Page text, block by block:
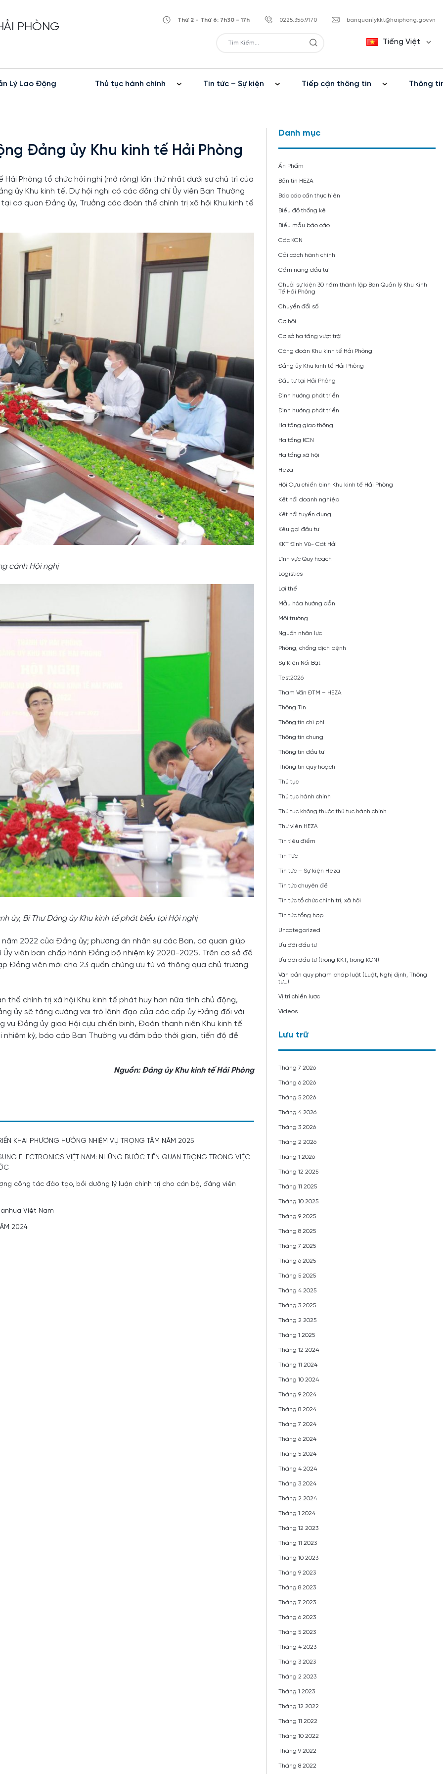
PHÒNG
Thứ 2 - Thứ 6: 7h30 - 17h 0225.356.9170 banquanlykkt@haiphong.gov.vn
Tiếng Việt
Lý Lao Động Thủ tục hành chính Tin tức – Sự kiện Tiếp cận thông tin Thông
Đảng ủy Khu kinh tế Hải Phòng
Phòng tổ chức hội nghị (mở rộng) lần thứ nhất dưới sự chủ trì của
ủy Khu kinh tế. Dự hội nghị có các đồng chí Ủy viên Ban Thường
cơ quan Đảng ủy, Trưởng các đoàn thể chính trị xã hội Khu kinh tế
cảnh Hội nghị
ủy, Bí Thư Đảng ủy Khu kinh tế phát biểu tại Hội nghị
2022 của Đảng ủy; phương án nhân sự các Ban, cơ quan giúp
viên ban chấp hành Đảng bộ nhiệm kỳ 2020-2025. Trên cơ sở đề
Đảng viên mới cho 23 quần chúng ưu tú và thông qua chủ trương
thể chính trị xã hội Khu kinh tế phát huy hơn nữa tính chủ động,
ủy sẽ tăng cường vai trò lãnh đạo của các cấp ủy Đảng đối với
Đảng ủy giao Hội cựu chiến binh, Đoàn thanh niên Khu kinh tế
kỳ, báo cáo Ban Thường vụ đảm bảo thời gian, tiến độ đề
Nguồn: Đảng ủy Khu kinh tế Hải Phòng
KHAI PHƯƠNG HƯỚNG NHIỆM VỤ TRỌNG TÂM NĂM 2025
ELECTRONICS VIỆT NAM: NHỮNG BƯỚC TIẾN QUAN TRỌNG TRONG VIỆC
công tác đào tạo, bồi dưỡng lý luận chính trị cho cán bộ, đảng viên
Việt Nam
2024
Danh mục
Ấn Phẩm
Bản tin HEZA
Báo cáo cần thực hiện
Biểu đồ thống kê
Biểu mẫu báo cáo
Các KCN
Cải cách hành chính
Cẩm nang đầu tư
Chuỗi sự kiện 30 năm thành lập Ban Quản lý Khu Kinh
Tế Hải Phòng
Chuyển đổi số
Cơ hội
Cơ sở hạ tầng vượt trội
Công đoàn Khu kinh tế Hải Phòng
Đảng ủy Khu kinh tế Hải Phòng
Đầu tư tại Hải Phòng
Định hướng phát triển
Định hướng phát triển
Hạ tầng giao thông
Hạ tầng KCN
Hạ tầng xã hội
Heza
Hội Cựu chiến binh Khu kinh tế Hải Phòng
Kết nối doanh nghiệp
Kết nối tuyển dụng
Kêu gọi đầu tư
KKT Đình Vũ- Cát Hải
Lĩnh vực Quy hoạch
Logistics
Lợi thế
Mẫu hóa hướng dẫn
Môi trường
Nguồn nhân lực
Phòng, chống dịch bệnh
Sự Kiện Nổi Bật
Test2026
Tham Vấn ĐTM – HEZA
Thông Tin
Thông tin chi phí
Thông tin chung
Thông tin đầu tư
Thông tin quy hoạch
Thủ tục
Thủ tục hành chính
Thủ tục không thuộc thủ tục hành chính
Thư viện HEZA
Tin tiêu điểm
Tin Tức
Tin tức – Sự kiện Heza
Tin tức chuyên đề
Tin tức tổ chức chính trị, xã hội
Tin tức tổng hợp
Uncategorized
Ưu đãi đầu tư
Ưu đãi đầu tư (trong KKT, trong KCN)
Văn bản quy phạm pháp luật (Luật, Nghị định, Thông
tư…)
Vị trí chiến lược
Videos
Lưu trữ
Tháng 7 2026
Tháng 6 2026
Tháng 5 2026
Tháng 4 2026
Tháng 3 2026
Tháng 2 2026
Tháng 1 2026
Tháng 12 2025
Tháng 11 2025
Tháng 10 2025
Tháng 9 2025
Tháng 8 2025
Tháng 7 2025
Tháng 6 2025
Tháng 5 2025
Tháng 4 2025
Tháng 3 2025
Tháng 2 2025
Tháng 1 2025
Tháng 12 2024
Tháng 11 2024
Tháng 10 2024
Tháng 9 2024
Tháng 8 2024
Tháng 7 2024
Tháng 6 2024
Tháng 5 2024
Tháng 4 2024
Tháng 3 2024
Tháng 2 2024
Tháng 1 2024
Tháng 12 2023
Tháng 11 2023
Tháng 10 2023
Tháng 9 2023
Tháng 8 2023
Tháng 7 2023
Tháng 6 2023
Tháng 5 2023
Tháng 4 2023
Tháng 3 2023
Tháng 2 2023
Tháng 1 2023
Tháng 12 2022
Tháng 11 2022
Tháng 10 2022
Tháng 9 2022
Tháng 8 2022